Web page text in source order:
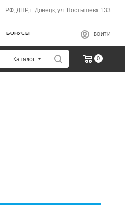
РФ, ДНР, г. Донецк, ул. Постышева 133
БОНУСЫ ВОЙТИ
Каталог 0